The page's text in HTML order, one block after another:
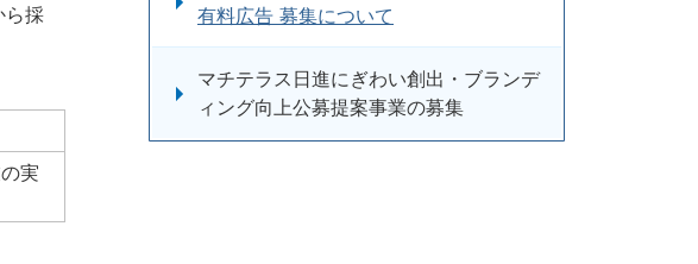
ら採
実
有料広告 募集について
マチテラス日進にぎわい創出・ブランデ
ィング向上公募提案事業の募集